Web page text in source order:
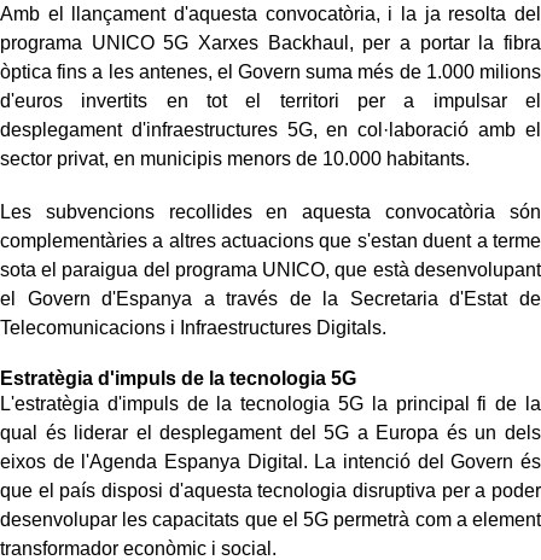
Amb el llançament d'aquesta convocatòria, i la ja resolta del
programa UNICO 5G Xarxes Backhaul, per a portar la fibra
òptica fins a les antenes, el Govern suma més de 1.000 milions
d'euros invertits en tot el territori per a impulsar el
desplegament d'infraestructures 5G, en col·laboració amb el
sector privat, en municipis menors de 10.000 habitants.
Les subvencions recollides en aquesta convocatòria són
complementàries a altres actuacions que s'estan duent a terme
sota el paraigua del programa UNICO, que està desenvolupant
el Govern d'Espanya a través de la Secretaria d'Estat de
Telecomunicacions i Infraestructures Digitals.
Estratègia d'impuls de la tecnologia 5G
L'estratègia d'impuls de la tecnologia 5G la principal fi de la
qual és liderar el desplegament del 5G a Europa és un dels
eixos de l'Agenda Espanya Digital. La intenció del Govern és
que el país disposi d'aquesta tecnologia disruptiva per a poder
desenvolupar les capacitats que el 5G permetrà com a element
transformador econòmic i social.